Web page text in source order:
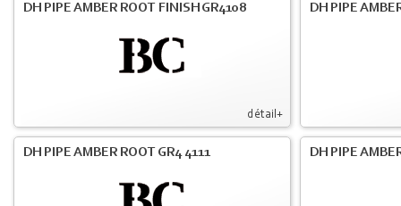
détail+
DH PIPE AMBER ROOT FINISH GR4108 DH PIPE
DH PIPE AMBER ROOT GR4 4111 DH PIPE